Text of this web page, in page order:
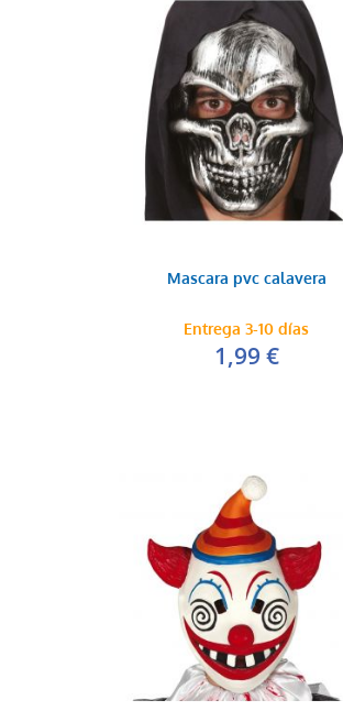
Mascara pvc calavera
Entrega 3-10 días
1,99 €